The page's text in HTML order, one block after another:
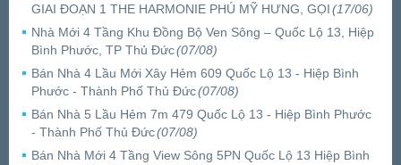
GIAI ĐOẠN 1 THE HARMONIE PHÚ MỸ HƯNG, GỌI(17/06)
Nhà Mới 4 Tầng Khu Đồng Bộ Ven Sông – Quốc Lộ 13, Hiệp
Bình Phước, TP Thủ Đức(07/08)
Bán Nhà 4 Lầu Mới Xây Hẻm 609 Quốc Lộ 13 - Hiệp Bình
Phước - Thành Phố Thủ Đức(07/08)
Bán Nhà 5 Lầu Hẻm 7m 479 Quốc Lộ 13 - Hiệp Bình Phước
- Thành Phố Thủ Đức(07/08)
Bán Nhà Mới 4 Tầng View Sông 5PN Quốc Lộ 13 Hiệp Bình